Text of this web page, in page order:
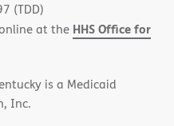
(TDD)
at the HHS Office for
is a Medicaid
Inc.